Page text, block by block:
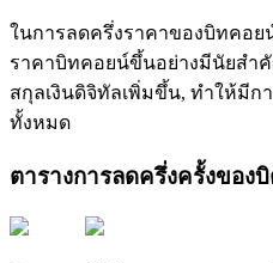
รับรางวัลการแข่งขันทุกวัน
ในการลดครึ่งราคาของบิทคอ
ราคาบิทคอยน์ขึ้นอย่างมีนัยสำ
สกุลเงินดิจิทัลเพิ่มขึ้น, ทำให้มีก
ทั้งหมด
ตารางการลดครึ่งครั้งของ